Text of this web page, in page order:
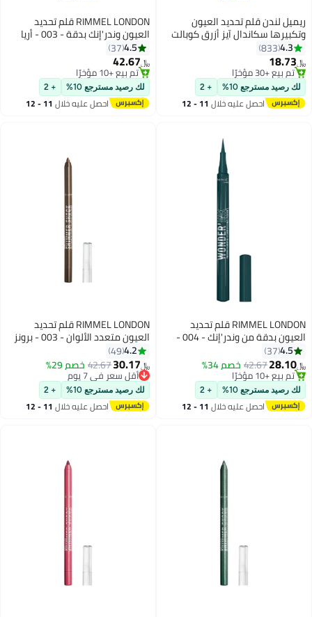
6
ريميل لندن قلم تحديد العيون
وتكبيرها سكاندال آيز أزرق كوبالت
04
4.3
833
﷼‏18.73
تم بيع +30 مؤخرًا
تم بيع +30 مؤخرًا
لك رصيد مسترجع 10% + 2
احصل عليه خلال 11 - 12
4
RIMMEL LONDON قلم تحديد
العيون وندر'إنك بدقة - 003 - أريا
مائية، 1 مل
4.5
37
﷼‏42.67
تم بيع +10 مؤخرًا
تم بيع +10 مؤخرًا
لك رصيد مسترجع 10% + 2
احصل عليه خلال 11 - 12
4
RIMMEL LONDON قلم تحديد
العيون بدقة من وندر'إنك - 004 -
فيلفت آيفي، 1 مل
4.5
37
﷼‏28.10
42.67خصم 34%
تم بيع +10 مؤخرًا
تم بيع +10 مؤخرًا
لك رصيد مسترجع 10% + 2
احصل عليه خلال 11 - 12
5
RIMMEL LONDON قلم تحديد
العيون متعدد الألوان - 003 - برونز
راش, 1.2غ
4.2
49
﷼‏30.17
42.67خصم 29%
أقل سعر في 7 يوم
أقل سعر في 7 يوم
لك رصيد مسترجع 10% + 2
احصل عليه خلال 11 - 12